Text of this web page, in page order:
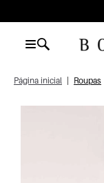
Página inicial Roupas